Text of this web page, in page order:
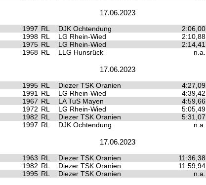
17.06.2023
1997 RL DJK Ochtendung 2:06,00
1998 RL LG Rhein-Wied 2:10,88
1975 RL LG Rhein-Wied 2:14,41
1968 RL LLG Hunsrück n.a.
17.06.2023
1995 RL Diezer TSK Oranien 4:27,09
1991 RL LG Rhein-Wied 4:39,42
1967 RL LA TuS Mayen 4:59,66
1972 RL LG Rhein-Wied 5:05,49
1982 RL Diezer TSK Oranien 5:31,07
1997 RL DJK Ochtendung n.a.
17.06.2023
1963 RL Diezer TSK Oranien 11:36,38
1982 RL Diezer TSK Oranien 11:59,94
1995 RL Diezer TSK Oranien n.a.